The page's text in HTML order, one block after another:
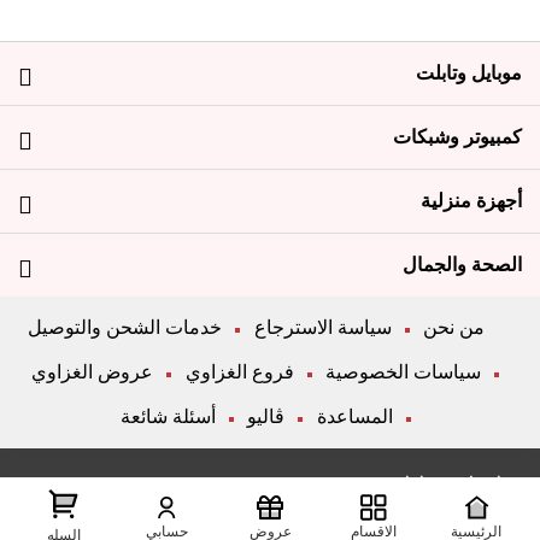
موبايل وتابلت
كمبيوتر وشبكات
أجهزة منزلية
الصحة والجمال
من نحن سياسة الاسترجاع خدمات الشحن والتوصيل
سياسات الخصوصية فروع الغزاوي عروض الغزاوي
المساعدة ڤاليو أسئلة شائعة
تواصل معانا
شارع المكاتب, الزقازيق , الشرقية, مصر عرض علي الخريطه الرئيسية الاقسام عروض حسابي السله